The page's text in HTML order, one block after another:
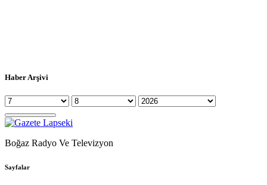
Haber Arşivi
Boğaz Radyo Ve Televizyon
Sayfalar